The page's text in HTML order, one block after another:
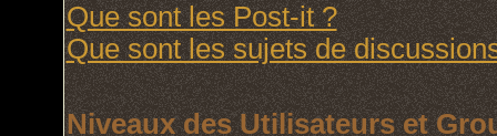
Que sont les Post-it ?
Que sont les sujets de
Niveaux des Utilisateurs et